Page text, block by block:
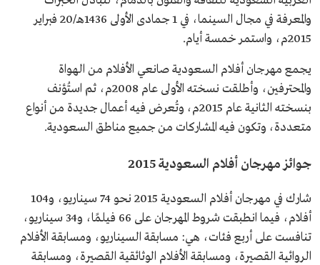
والمعرفة في مجال السينما، في 1 جمادى الأولى 1436هـ/20 فبراير
2015م، واستمر خمسة أيام.
يجمع مهرجان أفلام السعودية صانعي الأفلام من الهواة
والمحترفين، وأطلقت نسخته الأولى عام 2008م، ثم استُؤنف
بنسخته الثانية عام 2015م، وتُعرض فيه أعمال جديدة من أنواع
متعددة، وتكون فيه المشاركات من جميع مناطق السعودية.
جوائز مهرجان أفلام السعودية 2015
شارك في مهرجان أفلام السعودية 2015 نحو 74 سيناريو، و104
أفلام، فيما انطبقت شروط المهرجان على 66 فيلمًا، و34 سيناريو،
تنافست على أربع فئات، هي: مسابقة السيناريو، ومسابقة الأفلام
الروائية القصيرة، ومسابقة الأفلام الوثائقية القصيرة، ومسابقة